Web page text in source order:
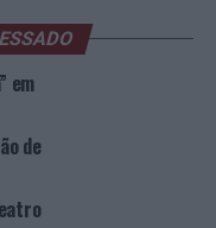
O Centro “Anadia
tendo sido
editadas 15
que
em
de